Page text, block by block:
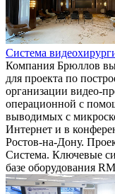
Система
Компания Брюллов
для проекта по
организации видео-
операционной с
выводимых с
Интернет и в
Ростов-на-Дону.
Система. Ключевые
базе оборудования